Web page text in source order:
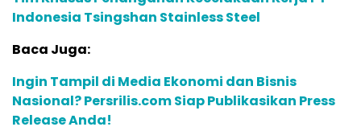
Indonesia Tsingshan Stainless Steel
Baca Juga:
Ingin Tampil di Media Ekonomi dan Bisnis
Nasional? Persrilis.com Siap Publikasikan Press
Release Anda!